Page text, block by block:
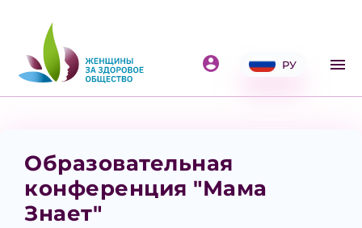
РУ
Образовательная
конференция "Мама
Знает"